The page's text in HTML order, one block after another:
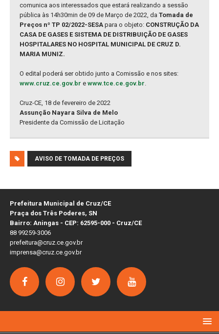
comunica aos interessados que estará realizando a sessão
pública às 14h30min de 09 de Março de 2022, da Tomada de
Preços nº TP 02/2022-SESA para o objeto: CONSTRUÇÃO DA
CASA DE GASES E SISTEMA DE DISTRIBUIÇÃO DE GASES
HOSPITALARES NO HOSPITAL MUNICIPAL DE CRUZ D.
MARIA MUNIZ.
O edital poderá ser obtido junto a Comissão e nos sites:
www.cruz.ce.gov.br e www.tce.ce.gov.br.
Cruz-CE, 18 de fevereiro de 2022
Assunção Nayara Silva de Melo
Presidente da Comissão de Licitação
AVISO DE TOMADA DE PREÇOS
Prefeitura Municipal de Cruz/CE
Praça dos Três Poderes, SN
Bairro: Aningas - CEP: 62595-000 - Cruz/CE
88 99259-3006
prefeitura@cruz.ce.gov.br
imprensa@cruz.ce.gov.br